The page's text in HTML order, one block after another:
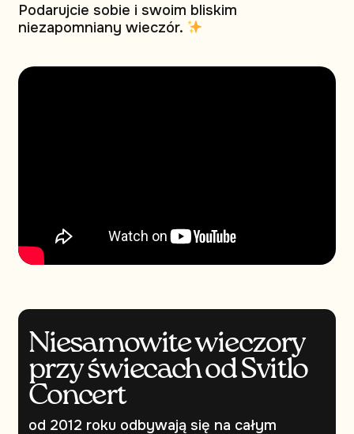
Podarujcie sobie i swoim bliskim
niezapomniany wieczór.
Niesamowite wieczory
przy świecach od Svitlo
Concert
od 2012 roku odbywają się na całym